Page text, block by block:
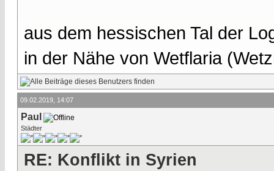
aus dem hessischen Tal der
in der Nähe von Wetflaria
09.02.2019, 14:07
Paul
Städter
RE: Konflikt in Syrien